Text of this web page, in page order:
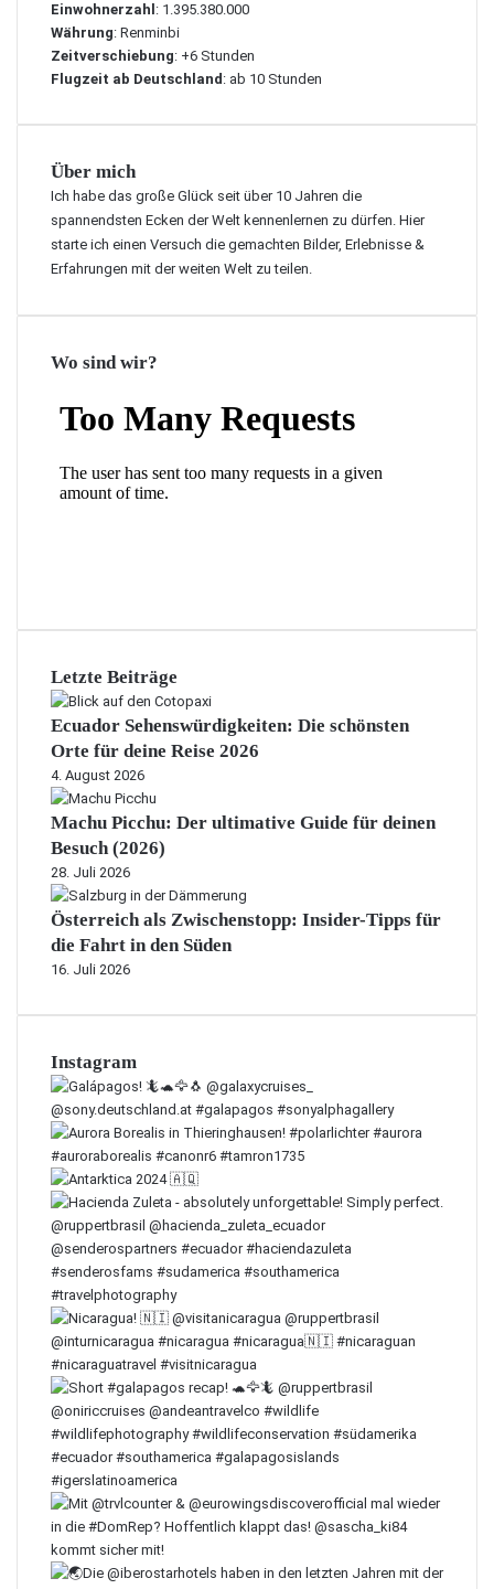
Einwohnerzahl : 1.395.380.000
Währung: Renminbi
Zeitverschiebung: +6 Stunden
Flugzeit ab Deutschland : ab 10 Stunden
Über mich
Ich habe das große Glück seit über 10 Jahren die
spannendsten Ecken der Welt kennenlernen zu dürfen. Hier
starte ich einen Versuch die gemachten Bilder, Erlebnisse &
Erfahrungen mit der weiten Welt zu teilen.
Wo sind wir?
Letzte Beiträge
Ecuador Sehenswürdigkeiten: Die schönsten
Orte für deine Reise 2026
4. August 2026
Machu Picchu: Der ultimative Guide für deinen
Besuch (2026)
28. Juli 2026
Österreich als Zwischenstopp: Insider-Tipps für
die Fahrt in den Süden
16. Juli 2026
Instagram